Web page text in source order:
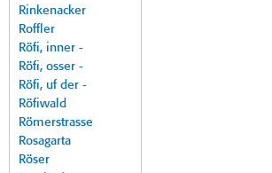
Rinkenacker
Roffler
Röfi, inner -
Röfi, osser -
Röfi, uf der -
Röfiwald
Römerstrasse
Rosagarta
Röser